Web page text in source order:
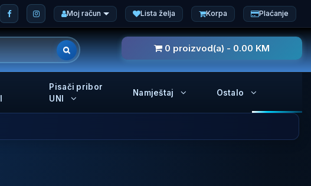
Moj račun Lista želja Korpa Plaćanje
0 proizvod(a) - 0.00 KM
Pisači pribor
UNI
Namještaj Ostalo